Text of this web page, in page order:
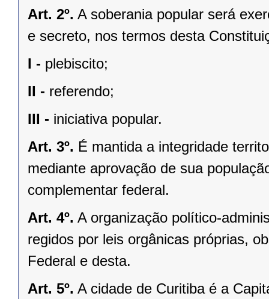
Art. 2º. A soberania popular será
e secreto, nos termos desta
I - plebiscito;
II - referendo;
III - iniciativa popular.
Art. 3º. É mantida a integridade
mediante aprovação de sua
complementar federal.
Art. 4º. A organização político-
regidos por leis orgânicas próprias,
Federal e desta.
Art. 5º. A cidade de Curitiba é a